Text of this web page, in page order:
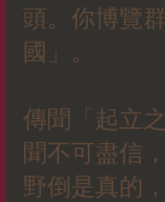
頭。你博覽
國」。
傳聞「起立
聞不可盡信
野倒是真的